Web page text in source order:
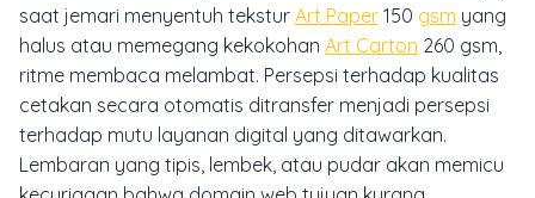
saat jemari menyentuh tekstur Art Paper 150 gsm yang
halus atau memegang kekokohan Art Carton 260 gsm,
ritme membaca melambat. Persepsi terhadap kualitas
cetakan secara otomatis ditransfer menjadi persepsi
terhadap mutu layanan digital yang ditawarkan.
Lembaran yang tipis, lembek, atau pudar akan memicu